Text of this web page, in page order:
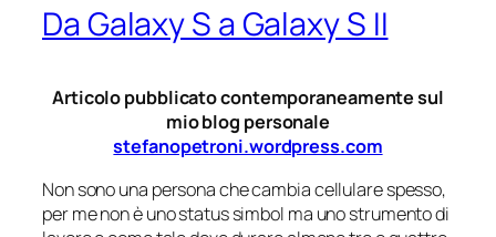
Da Galaxy S a Galaxy S II
Articolo pubblicato contemporaneamente sul
mio blog personale
stefanopetroni.wordpress.com
Non sono una persona che cambia cellulare spesso,
per me non è uno status simbol ma uno strumento di